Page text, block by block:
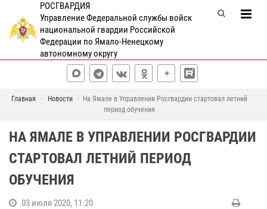
РОСГВАРДИЯ
Управление Федеральной службы войск
национальной гвардии Российской
Федерации по Ямало-Ненецкому
автономному округу
Главная Новости
На Ямале в Управлении Росгвардии стартовал летний
период обучения
НА ЯМАЛЕ В УПРАВЛЕНИИ РОСГВАРДИИ
СТАРТОВАЛ ЛЕТНИЙ ПЕРИОД
ОБУЧЕНИЯ
03 июля 2020, 11:20